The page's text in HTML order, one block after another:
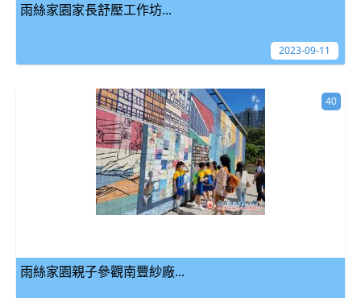
雨絲家園家長舒壓工作坊...
2023-09-11
雨絲家園親子參觀南豐紗廠...
40